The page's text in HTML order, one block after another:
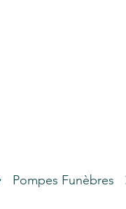
Pompes Funèbres